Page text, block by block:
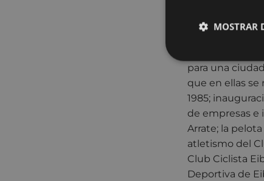
El Archivo
inventario, ha
para una
que en ellas se
1985;
de empresas e
Arrate; la
atletismo del
Club Ciclista
Deportiva de
MOSTRAR